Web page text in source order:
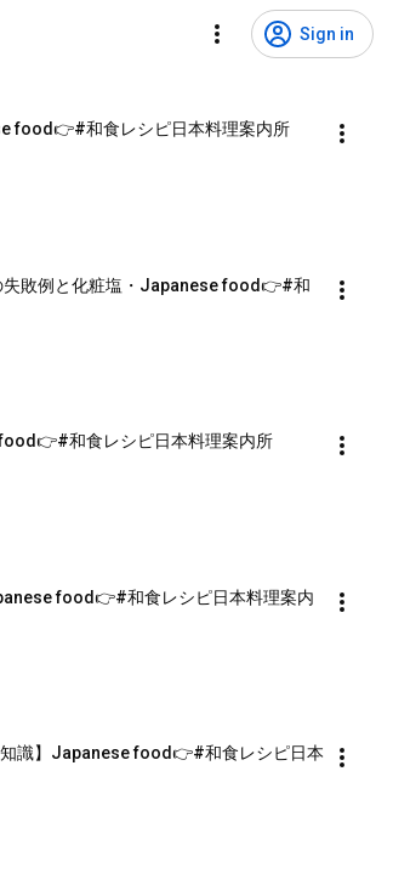
Sign in
food👉#和食レシピ日本料理案内所
失敗例と化粧塩・Japanese food👉#和
和食レシピ日本料理案内所
food👉#和食レシピ日本料理案内
識】Japanese food👉#和食レシピ日本